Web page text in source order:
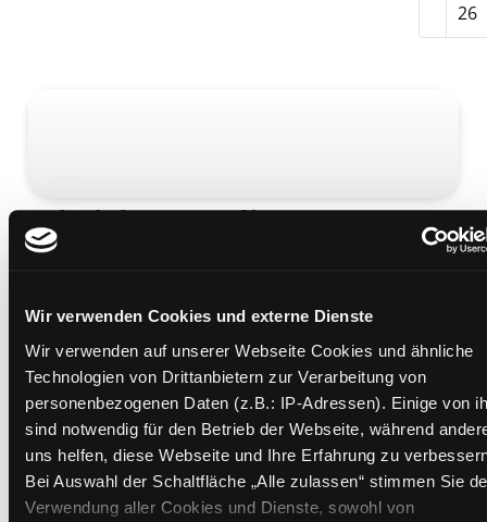
Wir verwenden Cookies und externe Dienste
Wir verwenden auf unserer Webseite Cookies und ähnliche
Technologien von Drittanbietern zur Verarbeitung von
personenbezogenen Daten (z.B.: IP-Adressen). Einige von
sind notwendig für den Betrieb der Webseite, während
uns helfen, diese Webseite und Ihre Erfahrung zu
Bei Auswahl der Schaltfläche „Alle zulassen“ stimmen Sie
Verwendung aller Cookies und Dienste, sowohl von
26
Wie ich Papa die Angst vor
Fremden nahm
Übergeordnetes Werk: Viele Kulturen - eine Welt
Beschreibung ein-/ausblenden
Mehr Informationen ein-/ausblenden
Medium auf die Postliste setzen